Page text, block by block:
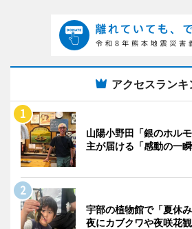
アクセスランキ
山陽小野田「銀のホル
主が届ける「感動の一瞬
宇部の植物館で「夏休
夜にカブクワや夜咲花